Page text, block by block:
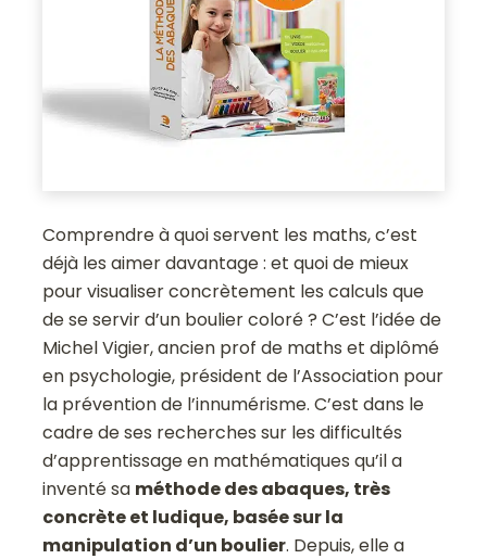
Comprendre à quoi servent les maths, c’est
déjà les aimer davantage : et quoi de mieux
pour visualiser concrètement les calculs que
de se servir d’un boulier coloré ? C’est l’idée de
Michel Vigier, ancien prof de maths et diplômé
en psychologie, président de l’Association pour
la prévention de l’innumérisme. C’est dans le
cadre de ses recherches sur les difficultés
d’apprentissage en mathématiques qu’il a
inventé sa méthode des abaques, très
concrète et ludique, basée sur la
manipulation d’un boulier. Depuis, elle a